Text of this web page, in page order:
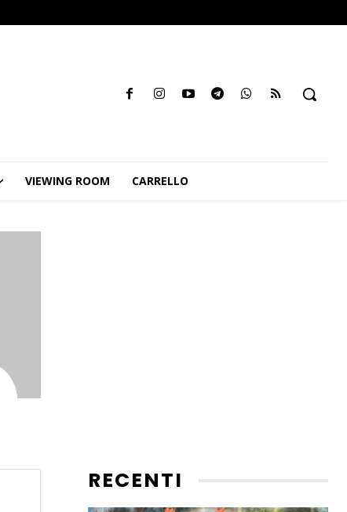
VIEWING ROOM CARRELLO
RECENTI